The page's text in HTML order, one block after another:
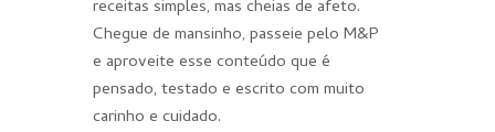
receitas simples, mas cheias de afeto.
Chegue de mansinho, passeie pelo M&P
e aproveite esse conteúdo que é
pensado, testado e escrito com muito
carinho e cuidado.